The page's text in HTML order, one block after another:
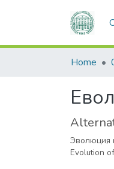
Home
Эволюция
Evolution